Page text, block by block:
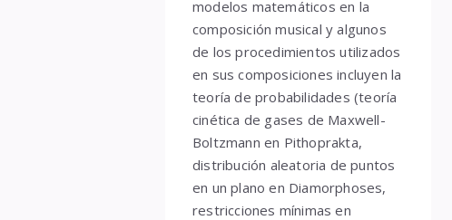
modelos matemáticos en la
composición musical y algunos
de los procedimientos utilizados
en sus composiciones incluyen la
teoría de probabilidades (teoría
cinética de gases de Maxwell-
Boltzmann en Pithoprakta,
distribución aleatoria de puntos
en un plano en Diamorphoses,
restricciones mínimas en